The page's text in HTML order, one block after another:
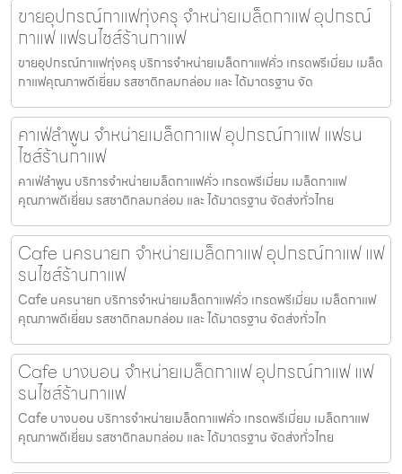
ขายอุปกรณ์กาแฟทุ่งครุ จำหน่ายเมล็ดกาแฟ อุปกรณ์
กาแฟ แฟรนไชส์ร้านกาแฟ
ขายอุปกรณ์กาแฟทุ่งครุ บริการจำหน่ายเมล็ดกาแฟคั่ว เกรดพรีเมี่ยม เมล็ด
กาแฟคุณภาพดีเยี่ยม รสชาติกลมกล่อม และ ได้มาตรฐาน จัด
คาเฟ่ลำพูน จำหน่ายเมล็ดกาแฟ อุปกรณ์กาแฟ แฟรน
ไชส์ร้านกาแฟ
คาเฟ่ลำพูน บริการจำหน่ายเมล็ดกาแฟคั่ว เกรดพรีเมี่ยม เมล็ดกาแฟ
คุณภาพดีเยี่ยม รสชาติกลมกล่อม และ ได้มาตรฐาน จัดส่งทั่วไทย
Cafe นครนายก จำหน่ายเมล็ดกาแฟ อุปกรณ์กาแฟ แฟ
รนไชส์ร้านกาแฟ
Cafe นครนายก บริการจำหน่ายเมล็ดกาแฟคั่ว เกรดพรีเมี่ยม เมล็ดกาแฟ
คุณภาพดีเยี่ยม รสชาติกลมกล่อม และ ได้มาตรฐาน จัดส่งทั่วไท
Cafe บางบอน จำหน่ายเมล็ดกาแฟ อุปกรณ์กาแฟ แฟ
รนไชส์ร้านกาแฟ
Cafe บางบอน บริการจำหน่ายเมล็ดกาแฟคั่ว เกรดพรีเมี่ยม เมล็ดกาแฟ
คุณภาพดีเยี่ยม รสชาติกลมกล่อม และ ได้มาตรฐาน จัดส่งทั่วไทย